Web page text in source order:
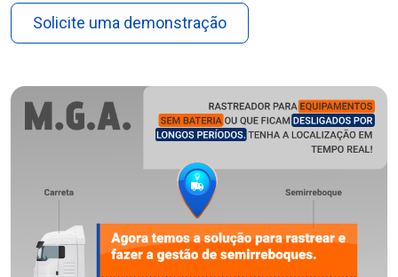
Solicite uma demonstração